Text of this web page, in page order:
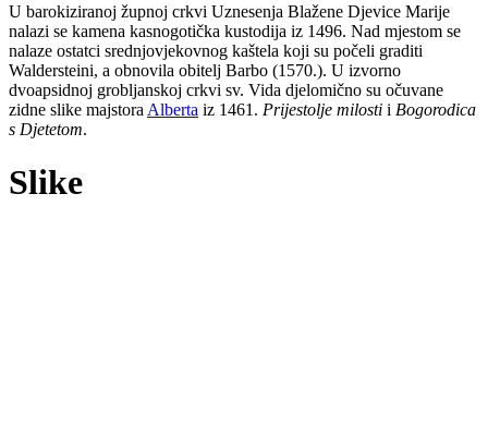
U barokiziranoj župnoj crkvi Uznesenja Blažene Djevice Marije
nalazi se kamena kasnogotička kustodija iz 1496. Nad mjestom se
nalaze ostatci srednjovjekovnog kaštela koji su počeli graditi
Waldersteini, a obnovila obitelj Barbo (1570.). U izvorno
dvoapsidnoj grobljanskoj crkvi sv. Vida djelomično su očuvane
zidne slike majstora Alberta iz 1461. Prijestolje milosti i Bogorodica
s Djetetom.
Slike